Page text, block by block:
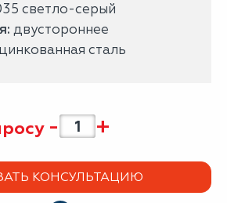
светло-серый
двустороннее
сталь
- +
КОНСУЛЬТАЦИЮ